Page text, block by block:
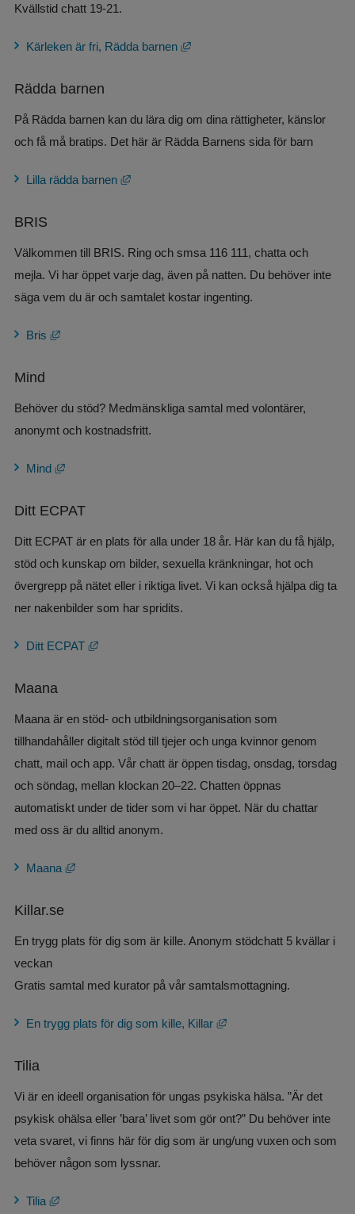
Kvällstid chatt 19-21.
Kärleken är fri, Rädda barnen Länk till annan webbplats,
Rädda barnen
På Rädda barnen kan du lära dig om dina rättigheter, känslor
och få må bratips. Det här är Rädda Barnens sida för barn
Lilla rädda barnen Länk till annan webbplats, öppnas i nytt
BRIS
Välkommen till BRIS. Ring och smsa 116 111, chatta och
mejla. Vi har öppet varje dag, även på natten. Du behöver inte
säga vem du är och samtalet kostar ingenting.
Bris Länk till annan webbplats, öppnas i nytt fönster.
Mind
Behöver du stöd? Medmänskliga samtal med volontärer,
anonymt och kostnadsfritt.
Mind Länk till annan webbplats, öppnas i nytt fönster.
Ditt ECPAT
Ditt ECPAT är en plats för alla under 18 år. Här kan du få hjälp,
stöd och kunskap om bilder, sexuella kränkningar, hot och
övergrepp på nätet eller i riktiga livet. Vi kan också hjälpa dig ta
ner nakenbilder som har spridits.
Ditt ECPAT Länk till annan webbplats, öppnas i nytt fönster.
Maana
Maana är en stöd- och utbildningsorganisation som
tillhandahåller digitalt stöd till tjejer och unga kvinnor genom
chatt, mail och app. Vår chatt är öppen tisdag, onsdag, torsdag
och söndag, mellan klockan 20–22. Chatten öppnas
automatiskt under de tider som vi har öppet. När du chattar
med oss är du alltid anonym.
Maana Länk till annan webbplats, öppnas i nytt fönster.
Killar.se
En trygg plats för dig som är kille. Anonym stödchatt 5 kvällar i
veckan
Gratis samtal med kurator på vår samtalsmottagning.
En trygg plats för dig som kille, Killar Länk till annan
Tilia
Vi är en ideell organisation för ungas psykiska hälsa. ”Är det
psykisk ohälsa eller ’bara’ livet som gör ont?” Du behöver inte
veta svaret, vi finns här för dig som är ung/ung vuxen och som
behöver någon som lyssnar.
Tilia Länk till annan webbplats, öppnas i nytt fönster.